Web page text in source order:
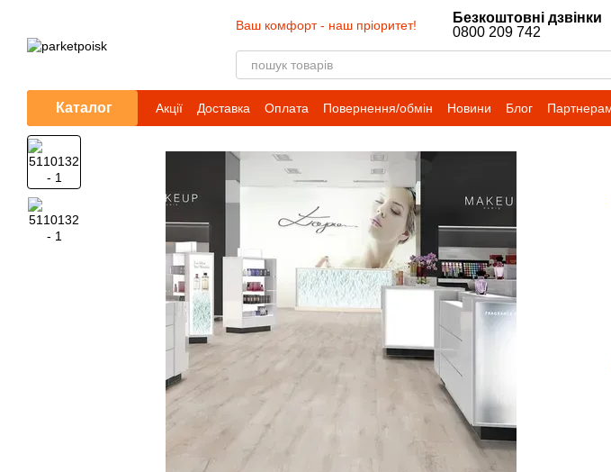
Ваш комфорт - наш пріоритет!
Безкоштовні дзвінки
0800 209 742
Каталог Акції Доставка Оплата Повернення/обмін Новини Блог